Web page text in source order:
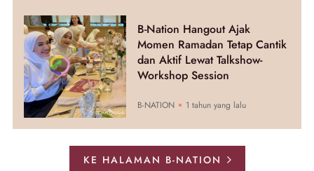
B-Nation Hangout Ajak
Momen Ramadan Tetap Cantik
dan Aktif Lewat Talkshow-
Workshop Session
B-NATION 1 tahun yang lalu
KE HALAMAN B-NATION